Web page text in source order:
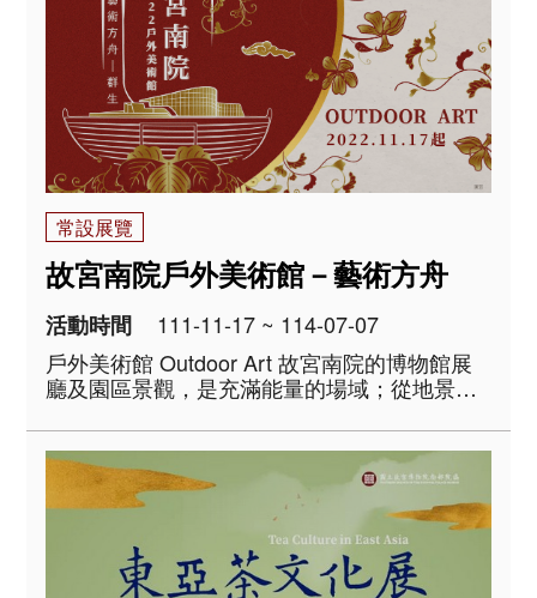
常設展覽
故宮南院戶外美術館－藝術方舟
活動時間
111-11-17 ~ 114-07-07
戶外美術館 Outdoor Art 故宮南院的博物館展
廳及園區景觀，是充滿能量的場域；從地景展
多元路徑，裝置在戶外的藝術作品，讓園區儼
然是一座戶外的美術館，連結博物館內外，創
造出自在暢遊的博物館空間。 ..